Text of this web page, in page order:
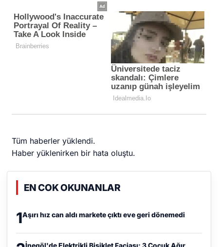
Tüm haberler yüklendi.
Haber yüklenirken bir hata oluştu.
EN COK OKUNANLAR
1Aşırı hız can aldı markete çıktı eve geri dönemedi
İnegöl'de Elektrikli Bisiklet Faciası: 3 Çocuk Ağır